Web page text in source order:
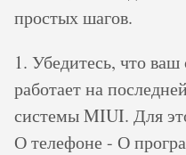
простых шагов.
1. Убедитесь, что
работает на
системы MIUI. Для
О телефоне - О